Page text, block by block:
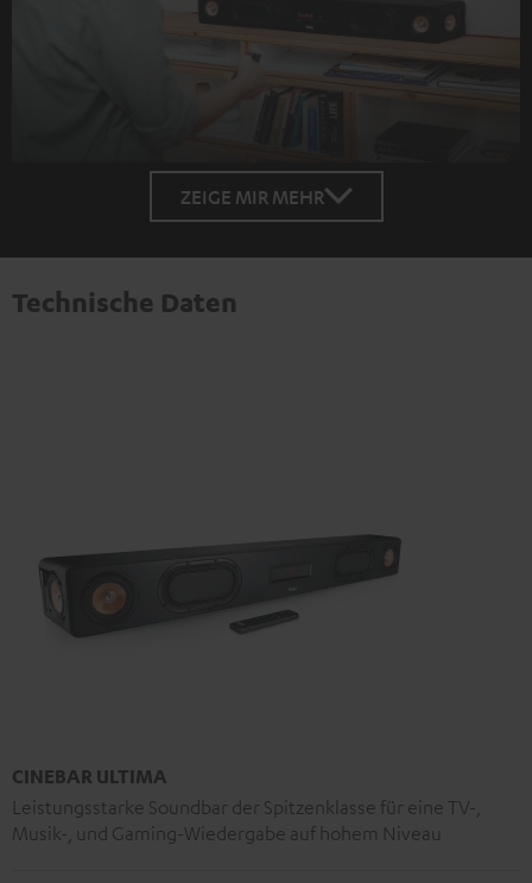
ZEIGE MIR MEHR
Technische Daten
CINEBAR ULTIMA
Leistungsstarke Soundbar der Spitzenklasse für eine TV-,
Musik-, und Gaming-Wiedergabe auf hohem Niveau